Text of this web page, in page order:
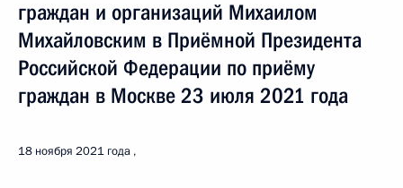
граждан и организаций Михаилом
Михайловским в Приёмной Президента
Российской Федерации по приёму
граждан в Москве 23 июля 2021 года
18 ноября 2021 года